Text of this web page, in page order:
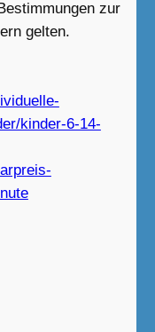
zur
gelten.
kinder-6-14-